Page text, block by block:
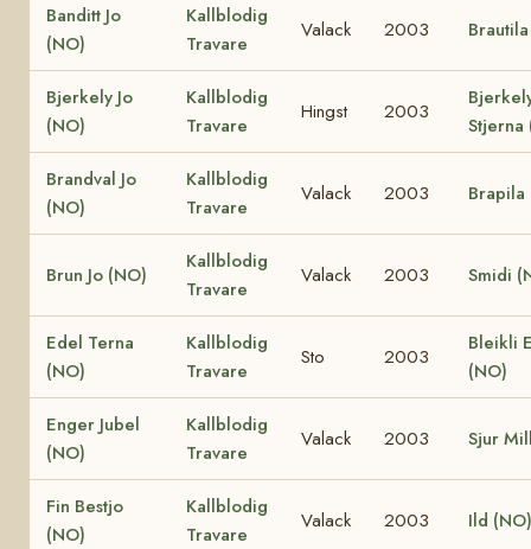
Banditt Jo
(NO)
Kallblodig
Travare
Valack 2003
Bjerkely Jo
(NO)
Kallblodig
Travare
Hingst 2003
Stjerna
Brandval Jo
(NO)
Kallblodig
Travare
Valack 2003 Brapila
Brun Jo (NO)
Kallblodig
Travare
Valack 2003 Smidi
Edel Terna
(NO)
Kallblodig
Travare
Sto 2003
Bleikli
(NO)
Enger Jubel
(NO)
Kallblodig
Travare
Valack 2003 Sjur
Fin Bestjo
(NO)
Kallblodig
Travare
Valack 2003 Ild (NO)